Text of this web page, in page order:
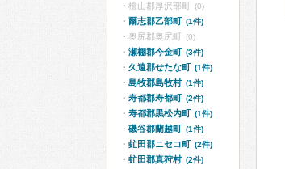
檜山郡厚沢部町 (0)
爾志郡乙部町 (1件)
奥尻郡奥尻町 (0)
瀬棚郡今金町 (3件)
久遠郡せたな町 (1件)
島牧郡島牧村 (1件)
寿都郡寿都町 (2件)
寿都郡黒松内町 (1件)
磯谷郡蘭越町 (1件)
虻田郡ニセコ町 (2件)
虻田郡真狩村 (2件)